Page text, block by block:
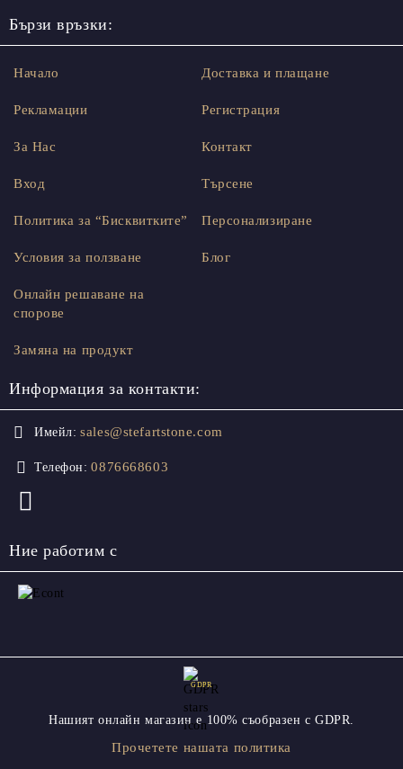
Бързи връзки:
Начало
Рекламации
За Нас
Вход
Доставка и плащане
Регистрация
Контакт
Търсене
Политика за “Бисквитките”
Условия за ползване
Онлайн решаване на
спорове
Замяна на продукт
Персонализиране
Блог
Информация за контакти:
Имейл: sales@stefartstone.com
Телефон: 0876668603
Ние работим с
GDPR
Нашият онлайн магазин е 100% съобразен с GDPR.
Прочетете нашата политика